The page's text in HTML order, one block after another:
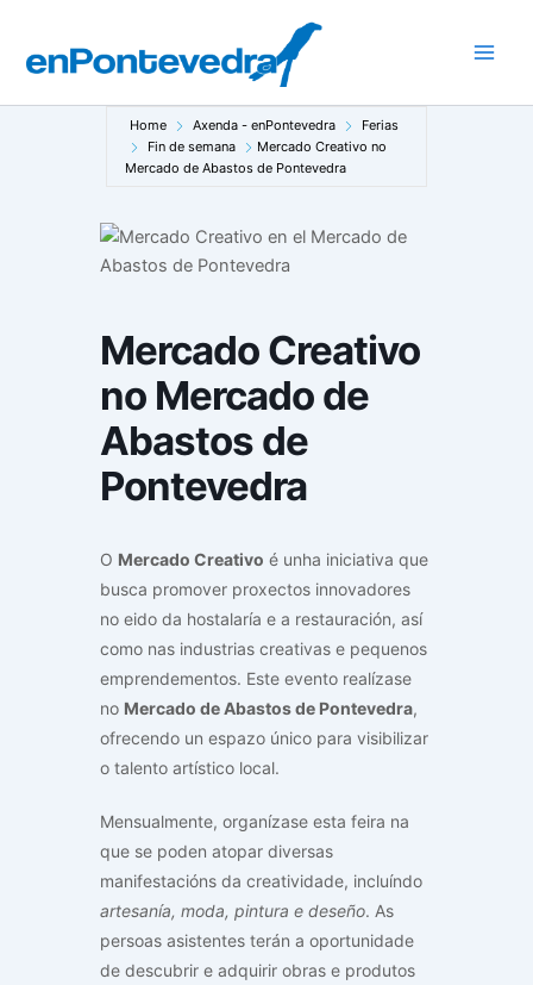
contido
Home Axenda - enPontevedra
Ferias
Fin de semana
Mercado Creativo no
Mercado de Abastos de Pontevedra
Mercado Creativo
no Mercado de
Abastos de
Pontevedra
O Mercado Creativo é unha iniciativa que
busca promover proxectos innovadores
no eido da hostalaría e a restauración, así
como nas industrias creativas e pequenos
emprendementos. Este evento realízase
no Mercado de Abastos de Pontevedra,
ofrecendo un espazo único para visibilizar
o talento artístico local.
Mensualmente, organízase esta feira na
que se poden atopar diversas
manifestacións da creatividade, incluíndo
artesanía, moda, pintura e deseño. As
persoas asistentes terán a oportunidade
de descubrir e adquirir obras e produtos